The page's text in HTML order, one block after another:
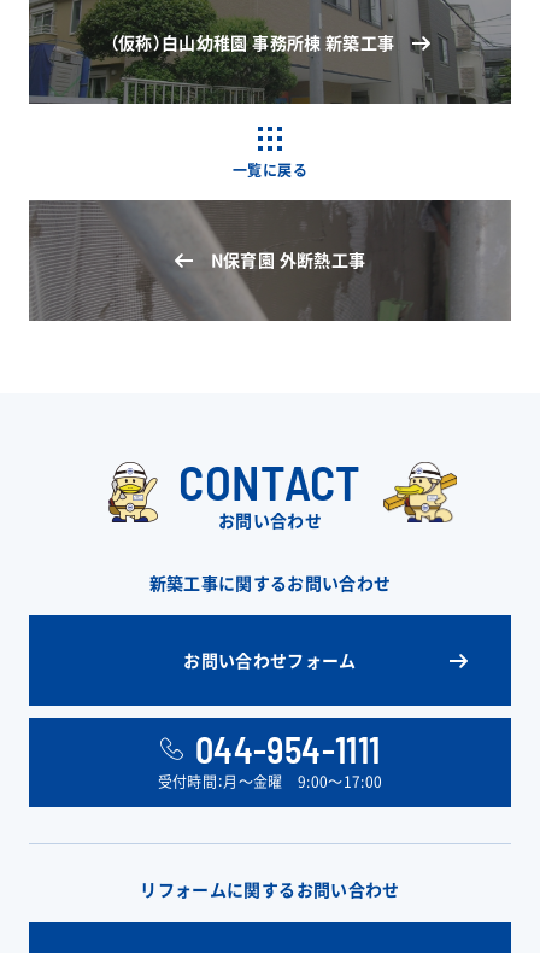
N保育園 外断熱工事
一覧に戻る
（仮称）白山幼稚園 事務所棟 新築工事
CONTACT
お問い合わせ
新築工事に関するお問い合わせ
お問い合わせフォーム
044-954-1111
受付時間：月〜金曜 9:00〜17:00
リフォームに関するお問い合わせ